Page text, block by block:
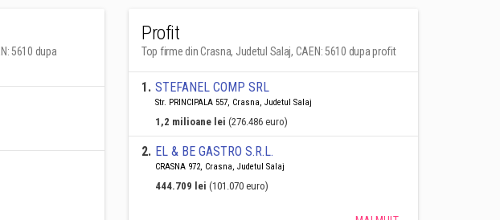
5610 dupa
Profit
Top firme din Crasna, Judetul Salaj, CAEN: 5610 dupa profit
1. STEFANEL COMP SRL
Str. PRINCIPALA 557, Crasna, Judetul Salaj
1,2 milioane lei (276.486 euro)
2. EL & BE GASTRO S.R.L.
CRASNA 972, Crasna, Judetul Salaj
444.709 lei (101.070 euro)